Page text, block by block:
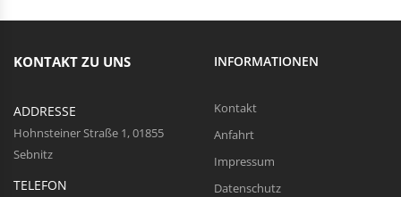
KONTAKT ZU UNS
ADDRESSE
Hohnsteiner Straße 1, 01855
Sebnitz
TELEFON
INFORMATIONEN
Kontakt
Anfahrt
Impressum
Datenschutz